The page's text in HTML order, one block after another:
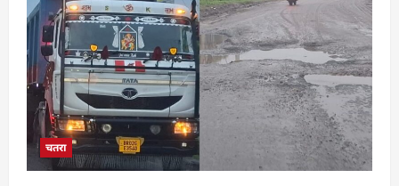
चतरा